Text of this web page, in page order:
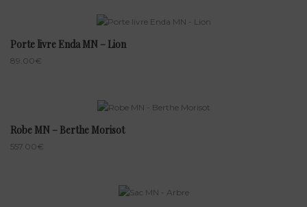
Porte livre Enda MN – Lion
89.00€
Robe MN – Berthe Morisot
557.00€